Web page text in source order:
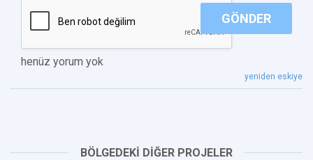
GÖNDER
henüz yorum yok
yeniden eskiye
BÖLGEDEKİ DİĞER PROJELER